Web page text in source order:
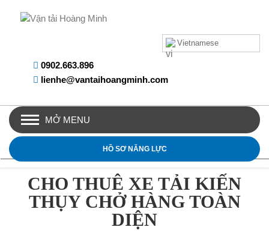
Vietnamese
0902.663.896
lienhe@vantaihoangminh.com
MỞ MENU
HỒ SƠ NĂNG LỰC
CHO THUÊ XE TẢI KIẾN
THỤY CHỞ HÀNG TOÀN
DIỆN